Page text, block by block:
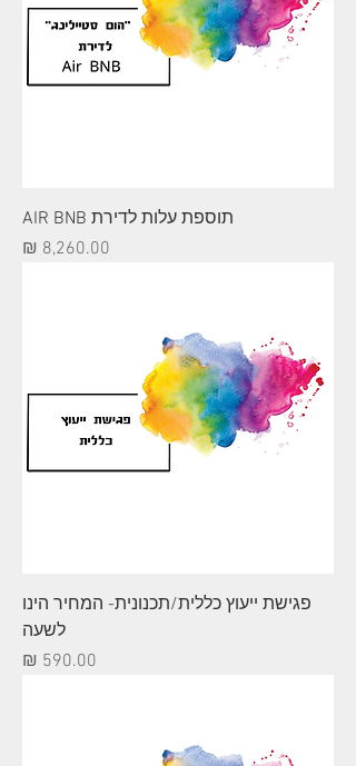
תוספת עלות לדירת AIR BNB
מחיר
פגישת ייעוץ כללית/תכנונית- המחיר הינו
לשעה
מחיר